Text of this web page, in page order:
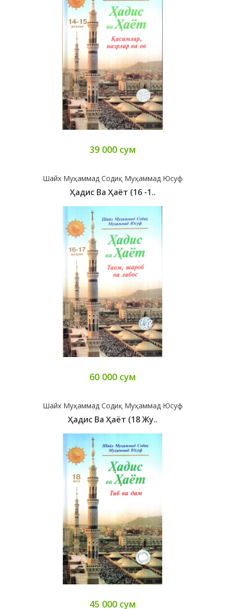
39 000 сум
Шайх Муҳаммад Содиқ Муҳаммад Юсуф
Ҳадис Ва Ҳаёт (16 -1..
60 000 сум
Шайх Муҳаммад Содиқ Муҳаммад Юсуф
Ҳадис Ва Ҳаёт (18 Жу..
45 000 сум